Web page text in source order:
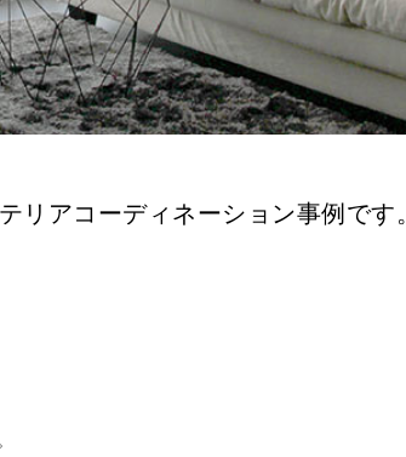
アコーディネーション事例です。